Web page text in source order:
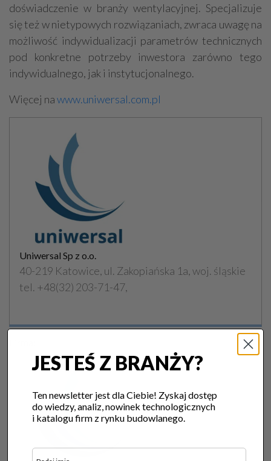
doświadczenie w branży wentylacyjnej. Specjalizuje
się też w nietypowych rozwiązaniach, zwraca uwagę na
możliwość indywidualizacji parametrów technicznych
pod konkretne potrzeby inwestora zarówno tego
indywidualnego, jak i instytucjonalnego.
Więcej nawww.uniwersal.com.pl
Uniwersal Sp z o.o.
40-219 Katowice, ul. Zakopiańska 1a, woj. śląskie
tel. +48(32) 203-71-47,
JESTEŚ Z BRANŻY?
Ten newsletter jest dla Ciebie! Zyskaj dostęp
do wiedzy, analiz, nowinek technologicznych
i katalogu firm z rynku budowlanego.